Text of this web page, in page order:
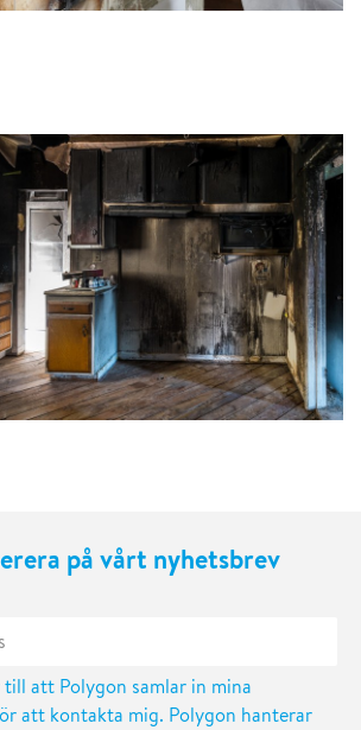
på vårt nyhetsbrev
till att Polygon samlar in mina
att kontakta mig. Polygon hanterar